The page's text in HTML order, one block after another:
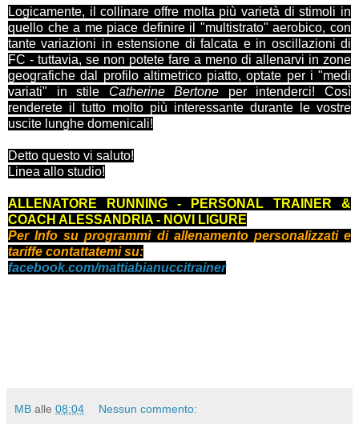
Logicamente, il collinare offre molta più varietà di stimoli in
quello che a me piace definire il "multistrato" aerobico, con
tante variazioni in estensione di falcata e in oscillazioni di
FC - tuttavia, se non potete fare a meno di allenarvi in zone
geografiche dal profilo altimetrico piatto, optate per i "medi
variati" in stile Catherine Bertone per intenderci! Così
renderete il tutto molto più interessante durante le vostre
uscite lunghe domenicali!
Detto questo vi saluto!
Linea allo studio!
ALLENATORE RUNNING - PERSONAL TRAINER &
COACH ALESSANDRIA - NOVI LIGURE
Per Info su programmi di allenamento personalizzati e
tariffe contattatemi su:
facebook.com/mattiabianuccitrainer
MB alle 08:04 Nessun commento: